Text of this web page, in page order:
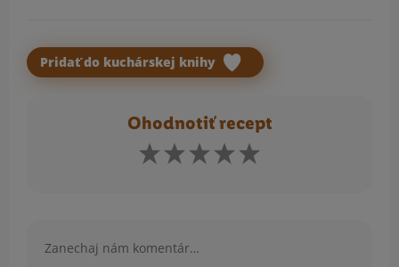
Pridať do kuchárskej knihy
Ohodnotiť recept